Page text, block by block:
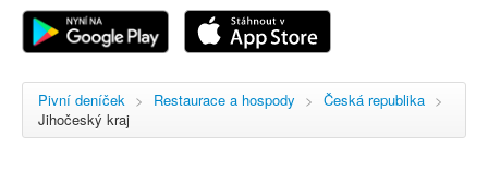
Registrace
Pivní deníček > Restaurace a hospody > Česká republika >
Jihočeský kraj